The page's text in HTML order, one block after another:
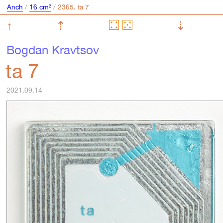
Anch / 16 cm²/
↑ ⇡
⇣
Bogdan Kravtsov
ta 7
2021.09.14